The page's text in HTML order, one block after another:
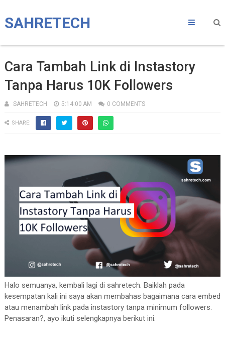
SAHRETECH
Cara Tambah Link di Instastory
Tanpa Harus 10K Followers
SAHRETECH 5:14:00 AM 0 COMMENTS
SHARE:
Halo semuanya, kembali lagi di sahretech. Baiklah pada
kesempatan kali ini saya akan membahas bagaimana cara embed
atau menambah link pada instastory tanpa minimum followers.
Penasaran?, ayo ikuti selengkapnya berikut ini.